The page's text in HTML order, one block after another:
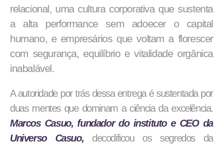
relacional, uma cultura corporativa que sustenta
a alta performance sem adoecer o capital
humano, e empresários que voltam a florescer
com segurança, equilíbrio e vitalidade orgânica
inabalável.
A autoridade por trás dessa entrega é sustentada por
duas mentes que dominam a ciência da excelência.
Marcos Casuo, fundador do instituto e CEO da
Universo Casuo, decodificou os segredos da